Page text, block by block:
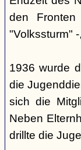
den
"Volkssturm"
1936 wurde
die
sich die
Neben
drillte die